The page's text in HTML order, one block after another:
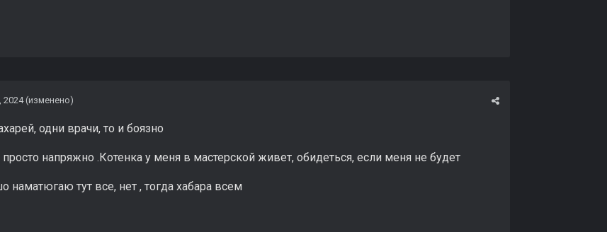
2024(изменено)
одни врачи, то и боязно
напряжно .Котенка у меня в мастерской живет, обидеться, если меня не будет
наматюгаю тут все, нет , тогда хабара всем